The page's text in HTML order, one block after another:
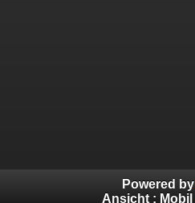
Powered by
Ansicht : Mobil